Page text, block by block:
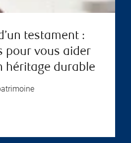
testament :
pour vous aider
héritage durable